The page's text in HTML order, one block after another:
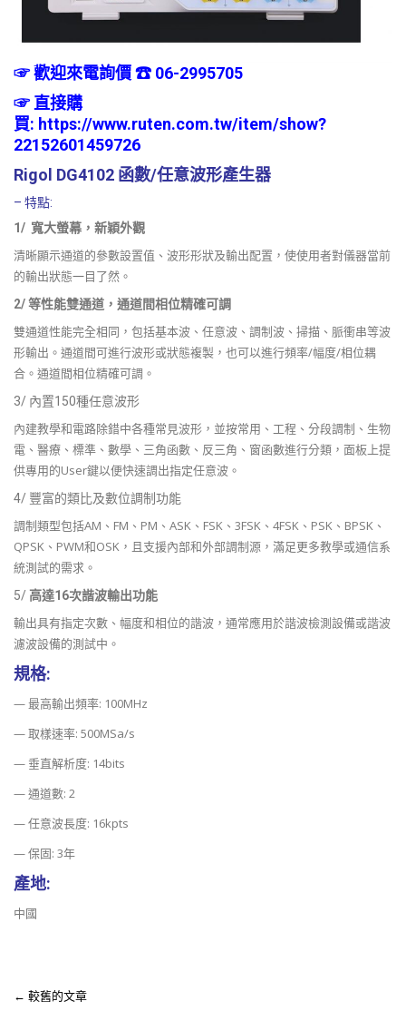
☞ 歡迎來電詢價 ☎ 06-2995705
☞直接購
買: https://www.ruten.com.tw/item/show?
22152601459726
Rigol DG4102 函數/任意波形產生器
– 特點:
1/ 寬大螢幕，新穎外觀
清晰顯示通道的參數設置值、波形形狀及輸出配置，使使用者對儀器當前
的輸出狀態一目了然。
2/ 等性能雙通道，通道間相位精確可調
雙通道性能完全相同，包括基本波、任意波、調制波、掃描、脈衝串等波
形輸出。通道間可進行波形或狀態複製，也可以進行頻率/幅度/相位耦
合。通道間相位精確可調。
3/ 內置150種任意波形
內建教學和電路除錯中各種常見波形，並按常用、工程、分段調制、生物
電、醫療、標準、數學、三角函數、反三角、窗函數進行分類，面板上提
供專用的User鍵以便快速調出指定任意波。
4/ 豐富的類比及數位調制功能
調制類型包括AM、FM、PM、ASK、FSK、3FSK、4FSK、PSK、BPSK、
QPSK、PWM和OSK，且支援內部和外部調制源，滿足更多教學或通信系
統測試的需求。
5/高達16次諧波輸出功能
輸出具有指定次數、幅度和相位的諧波，通常應用於諧波檢測設備或諧波
濾波設備的測試中。
規格:
— 最高輸出頻率: 100MHz
— 取樣速率: 500MSa/s
— 垂直解析度: 14bits
— 通道數: 2
— 任意波長度: 16kpts
— 保固: 3年
產地:
中國
← 較舊的文章